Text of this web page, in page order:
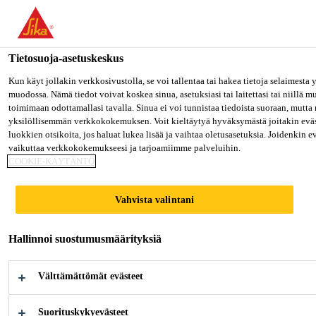
Olet menossa "Sika Finland", näyttää, että olet "Yhdysvallat".
oman maasi sivulle.
MENE SIKA USA
Sika Finland
Sika Boom®-562
Foam Fix Plus
Ammattilaisen pistooliliimavaahto
rakennus- ja eristelevyjen kiinnitykseen
Sika Boom®-562 Foam Fix Plus on polyuretaani,
itsestään laajeneva, pistoolilla levitettävä
Tietosuoja-asetuskeskus
Kun käyt jollakin verkkosivustolla, se voi tallentaa tai hakea tietoja selaimesta
muodossa. Nämä tiedot voivat koskea sinua, asetuksiasi tai laitettasi tai niillä
toimimaan odottamallasi tavalla. Sinua ei voi tunnistaa tiedoista suoraan,
yksilöllisemmän verkkokokemuksen. Voit kieltäytyä hyväksymästä joitakin
luokkien otsikoita, jos haluat lukea lisää ja vaihtaa oletusasetuksia. Joidenkin
vaikuttaa verkkokokemukseesi ja tarjoamiimme palveluihin.
COOKIE-KÄYTÄNTÖ
Vahvista valintani
Hallinnoi suostumusmäärityksiä
Välttämättömät evästeet
Suorituskykyevästeet